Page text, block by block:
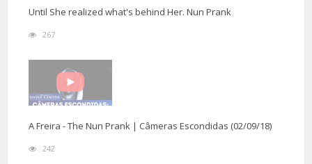
Until She realized what's behind Her. Nun Prank
267
A Freira - The Nun Prank | Câmeras Escondidas (02/09/18)
242